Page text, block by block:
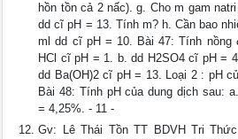
hồn tồn cả 2 nấc). g. Cho m gam
dd cĩ pH = 13. Tính m? h. Cần bao
ml dd cĩ pH = 10. Bài 47: Tính nồng
HCl cĩ pH = 1. b. dd H2SO4 cĩ pH =
dd Ba(OH)2 cĩ pH = 13. Loại 2 : pH
Bài 48: Tính pH của dung dịch sau:
= 4,25%. - 11 -
Gv: Lê Thái Tồn TT BDVH Tri